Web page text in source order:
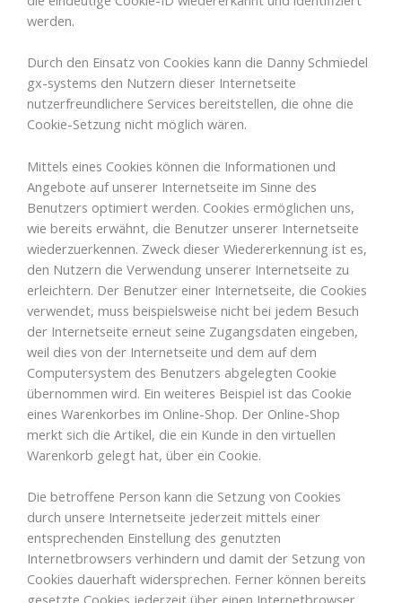
werden.
Durch den Einsatz von Cookies kann die Danny Schmiedel
gx-systems den Nutzern dieser Internetseite
nutzerfreundlichere Services bereitstellen, die ohne die
Cookie-Setzung nicht möglich wären.
Mittels eines Cookies können die Informationen und
Angebote auf unserer Internetseite im Sinne des
Benutzers optimiert werden. Cookies ermöglichen uns,
wie bereits erwähnt, die Benutzer unserer Internetseite
wiederzuerkennen. Zweck dieser Wiedererkennung ist es,
den Nutzern die Verwendung unserer Internetseite zu
erleichtern. Der Benutzer einer Internetseite, die Cookies
verwendet, muss beispielsweise nicht bei jedem Besuch
der Internetseite erneut seine Zugangsdaten eingeben,
weil dies von der Internetseite und dem auf dem
Computersystem des Benutzers abgelegten Cookie
übernommen wird. Ein weiteres Beispiel ist das Cookie
eines Warenkorbes im Online-Shop. Der Online-Shop
merkt sich die Artikel, die ein Kunde in den virtuellen
Warenkorb gelegt hat, über ein Cookie.
Die betroffene Person kann die Setzung von Cookies
durch unsere Internetseite jederzeit mittels einer
entsprechenden Einstellung des genutzten
Internetbrowsers verhindern und damit der Setzung von
Cookies dauerhaft widersprechen. Ferner können bereits
gesetzte Cookies jederzeit über einen Internetbrowser